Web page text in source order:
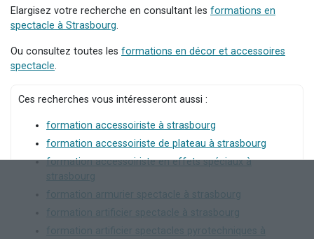
Elargisez votre recherche en consultant les formations en
spectacle à Strasbourg.
Ou consultez toutes les formations en décor et accessoires
spectacle.
Ces recherches vous intéresseront aussi :
formation accessoiriste à strasbourg
formation accessoiriste de plateau à strasbourg
formation accessoiriste en effets spéciaux à
strasbourg
formation armurier spectacle à strasbourg
formation artificier spectacle à strasbourg
formation artificier spectacles pyrotechniques à